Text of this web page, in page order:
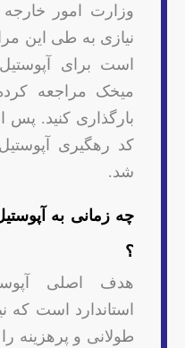
وزارت امور
نیازی به طی این
است برای
میخک مراجعه
بارگذاری کنید. پس
کد رهگیری
شد.
چه زمانی به
؟
هدف اصلی
استاندارد است که
طولانی و پرهزینه